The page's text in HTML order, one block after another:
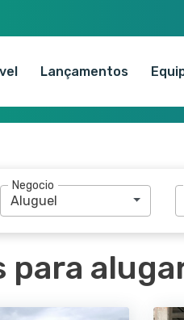
Lançamentos
Negocio
Aluguel